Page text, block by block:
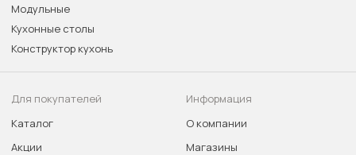
Модульные
Кухонные столы
Конструктор кухонь
Для покупателей
Каталог
Акции
Информация
О компании
Магазины